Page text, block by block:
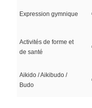
Expression gymnique
Activités de forme et
de santé
Aikido / Aikibudo /
Budo